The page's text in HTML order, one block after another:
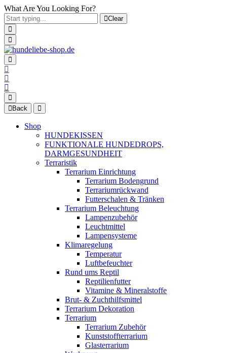
What Are You Looking For?
Clear
Back
Shop
HUNDEKISSEN
FUNKTIONALE HUNDEDROPS,
DARMGESUNDHEIT
Terraristik
Terrarium Einrichtung
Terrarium Bodengrund
Terrariumrückwand
Futterschalen & Tränken
Terrarium Beleuchtung
Lampenzubehör
Leuchtmittel
Lampensysteme
Klimaregelung
Temperatur
Luftbefeuchter
Rund ums Reptil
Reptilienfutter
Vitamine & Mineralstoffe
Brut- & Zuchthilfsmittel
Terrarium Dekoration
Terrarium
Terrarium Zubehör
Kunststoffterrarium
Glasterrarium